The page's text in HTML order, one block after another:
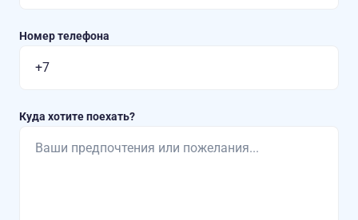
Номер телефона
Куда хотите поехать?